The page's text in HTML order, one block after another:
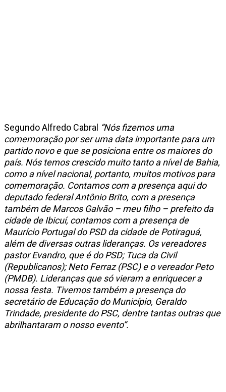
Segundo Alfredo Cabral “Nós fizemos uma
comemoração por ser uma data importante para um
partido novo e que se posiciona entre os maiores do
país. Nós temos crescido muito tanto a nível de Bahia,
como a nível nacional, portanto, muitos motivos para
comemoração. Contamos com a presença aqui do
deputado federal Antônio Brito, com a presença
também de Marcos Galvão – meu filho – prefeito da
cidade de Ibicuí, contamos com a presença de
Maurício Portugal do PSD da cidade de Potiraguá,
além de diversas outras lideranças. Os vereadores
pastor Evandro, que é do PSD; Tuca da Civil
(Republicanos); Neto Ferraz (PSC) e o vereador Peto
(PMDB). Lideranças que só vieram a enriquecer a
nossa festa. Tivemos também a presença do
secretário de Educação do Município, Geraldo
Trindade, presidente do PSC, dentre tantas outras que
abrilhantaram o nosso evento”.